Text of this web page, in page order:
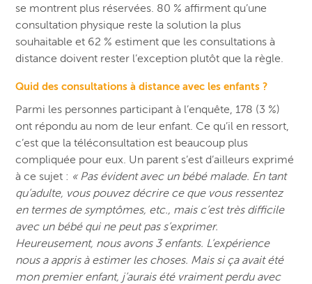
se montrent plus réservées. 80 % affirment qu’une
consultation physique reste la solution la plus
souhaitable et 62 % estiment que les consultations à
distance doivent rester l’exception plutôt que la règle.
Quid des consultations à distance avec les enfants ?
Parmi les personnes participant à l’enquête, 178 (3 %)
ont répondu au nom de leur enfant. Ce qu’il en ressort,
c’est que la téléconsultation est beaucoup plus
compliquée pour eux. Un parent s’est d’ailleurs exprimé
à ce sujet : « Pas évident avec un bébé malade. En tant
qu’adulte, vous pouvez décrire ce que vous ressentez
en termes de symptômes, etc., mais c’est très difficile
avec un bébé qui ne peut pas s’exprimer.
Heureusement, nous avons 3 enfants. L’expérience
nous a appris à estimer les choses. Mais si ça avait été
mon premier enfant, j’aurais été vraiment perdu avec